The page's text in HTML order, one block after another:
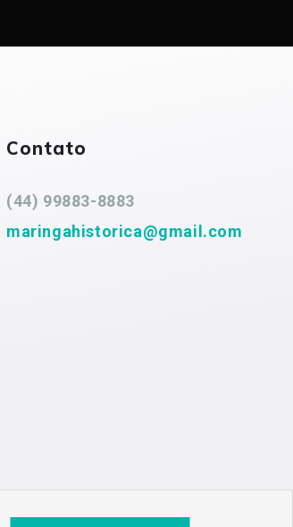
Contato
(44) 99883-8883
maringahistorica@gmail.com